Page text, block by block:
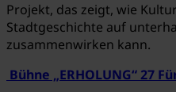
Projekt, das zeigt, wie
Stadtgeschichte auf
zusammenwirken kann.
Bühne „ERHOLUNG“ 27